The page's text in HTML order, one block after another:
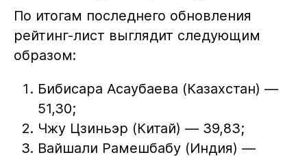
По итогам последнего обновления
рейтинг-лист выглядит следующим
образом:
Бибисара Асаубаева (Казахстан) —
51,30;
Чжу Цзиньэр (Китай) — 39,83;
Вайшали Рамешбабу (Индия) —